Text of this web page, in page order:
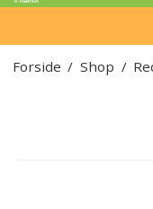
Forside / Shop /